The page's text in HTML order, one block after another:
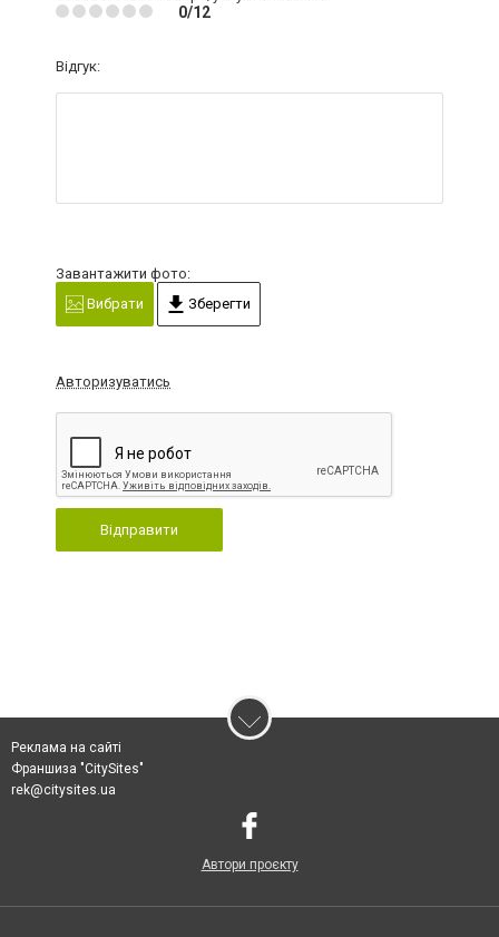
0/12
Відгук:
Завантажити фото:
Вибрати
Зберегти
Авторизуватись
Відправити
Реклама на сайті
Франшиза "CitySites"
rek@citysites.ua
Автори проєкту